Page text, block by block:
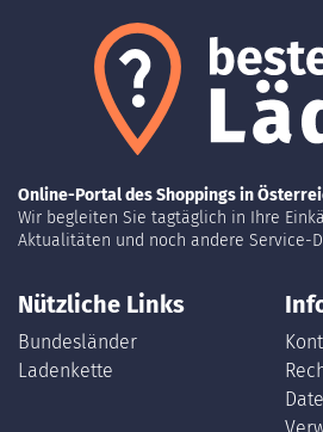
Online-Portal des Shoppings in
Wir begleiten Sie tagtäglich in Ihre
Aktualitäten und noch andere Service-
Nützliche Links
Bundesländer
Ladenkette